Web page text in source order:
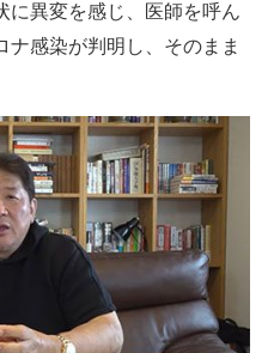
に異変を感じ、医師を呼ん
ナ感染が判明し、そのまま